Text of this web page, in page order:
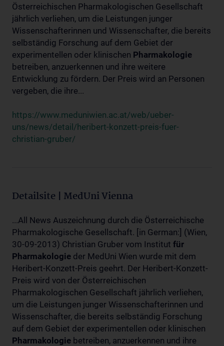
Österreichischen Pharmakologischen Gesellschaft
jährlich verliehen, um die Leistungen junger
Wissenschafterinnen und Wissenschafter, die bereits
selbständig Forschung auf dem Gebiet der
experimentellen oder klinischen Pharmakologie
betreiben, anzuerkennen und ihre weitere
Entwicklung zu fördern. Der Preis wird an Personen
vergeben, die ihre...
https://www.meduniwien.ac.at/web/ueber-
uns/news/detail/heribert-konzett-preis-fuer-
christian-gruber/
Detailsite | MedUni Vienna
...All News Auszeichnung durch die Österreichische
Pharmakologische Gesellschaft. [in German:] (Wien,
30-09-2013) Christian Gruber vom Institut für
Pharmakologie der MedUni Wien wurde mit dem
Heribert-Konzett-Preis geehrt. Der Heribert-Konzett-
Preis wird von der Österreichischen
Pharmakologischen Gesellschaft jährlich verliehen,
um die Leistungen junger Wissenschafterinnen und
Wissenschafter, die bereits selbständig Forschung
auf dem Gebiet der experimentellen oder klinischen
Pharmakologie betreiben, anzuerkennen und ihre